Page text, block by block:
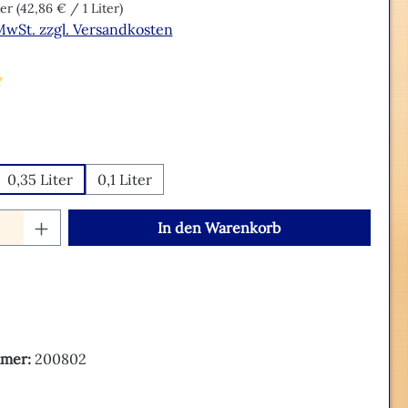
(42,86 € / 1 Liter)
zzgl. Versandkosten
Bewertung von 5 von 5 Sternen
0,35 Liter 0,1 Liter
Anzahl: Gib den gewünschten Wert
In den Warenkorb
200802